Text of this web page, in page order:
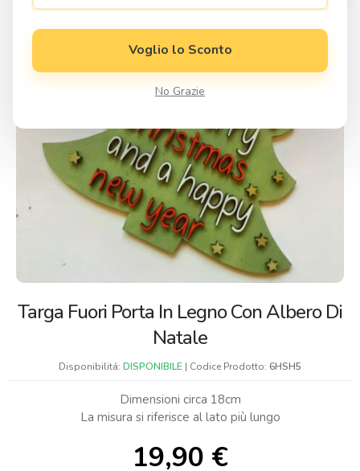
Targa Fuori Porta In Legno Con Albero Di
Natale
Disponibilitá: DISPONIBILE | Codice Prodotto: 6HSH5
Dimensioni circa 18cm
La misura si riferisce al lato più lungo
19,90 €
Voglio lo Sconto
No Grazie